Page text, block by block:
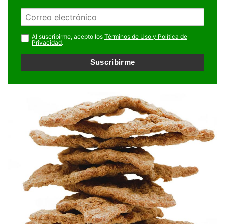
m
r
e
E
m
a
i
l
Al suscribirme, acepto los Términos de Uso y Política de
Privacidad.
Suscribirme